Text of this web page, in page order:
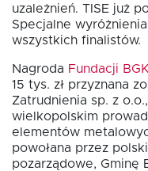
uzależnień. TISE już
Specjalne
wszystkich finalistów.
Nagroda Fundacji BGK
15 tys. zł przyznana
Zatrudnienia sp. z
wielkopolskim
elementów
powołana przez
pozarządowe, Gminę